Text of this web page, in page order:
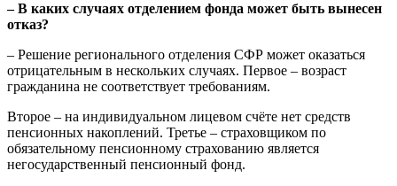
– В каких случаях отделением фонда может быть вынесен
отказ?
– Решение регионального отделения СФР может оказаться
отрицательным в нескольких случаях. Первое – возраст
гражданина не соответствует требованиям.
Второе – на индивидуальном лицевом счёте нет средств
пенсионных накоплений. Третье – страховщиком по
обязательному пенсионному страхованию является
негосударственный пенсионный фонд.